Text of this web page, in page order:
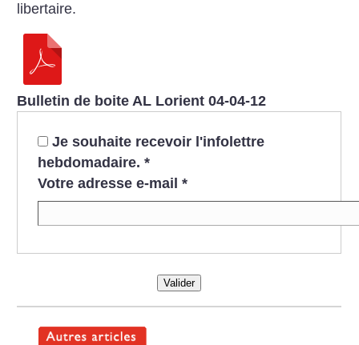
libertaire.
Bulletin de boite AL Lorient 04-04-12
Je souhaite recevoir l'infolettre
hebdomadaire. *
Votre adresse e-mail *
Valider